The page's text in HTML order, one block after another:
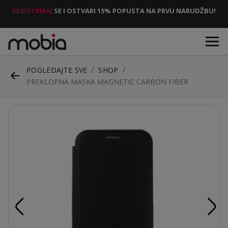
REGISTRIRAJ SE I OSTVARI 15% POPUSTA NA PRVU NARUDŽBU!
POGLEDAJTE SVE
SHOP
PREKLOPNA MASKA MAGNETIC CARBON FIBER